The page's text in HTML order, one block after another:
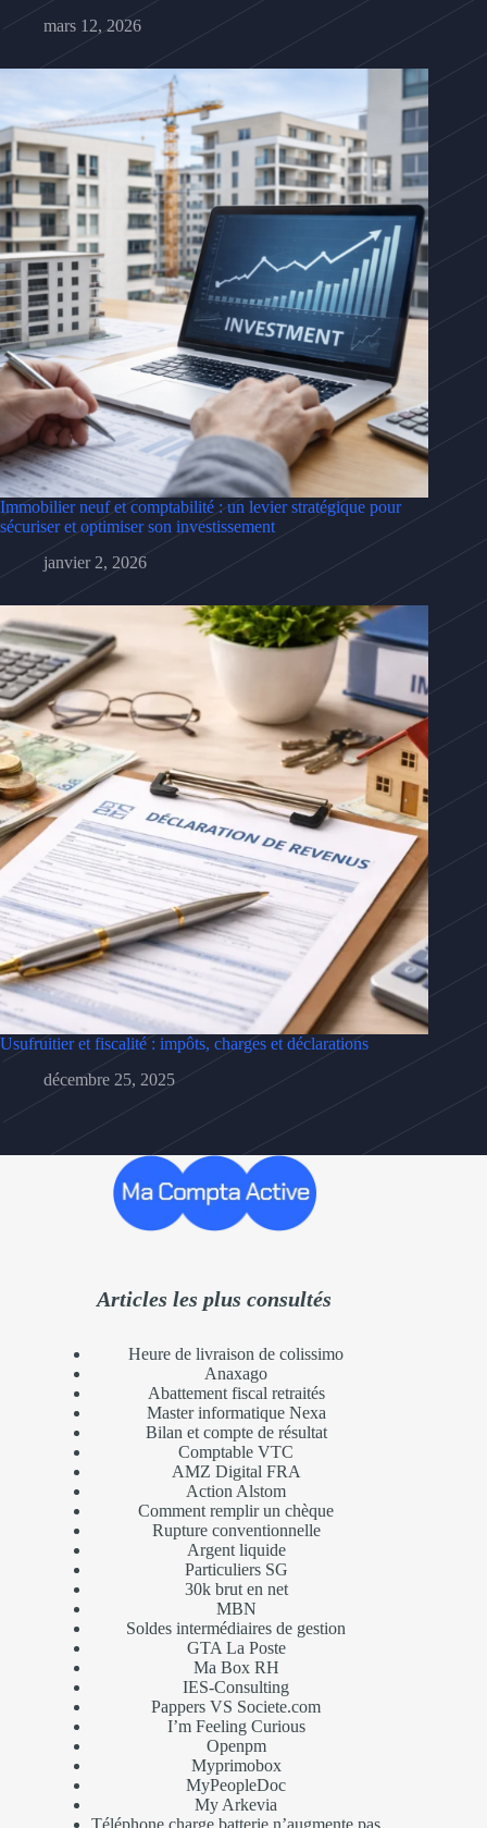
mars 12, 2026
Immobilier neuf et comptabilité : un levier stratégique pour
sécuriser et optimiser son investissement
janvier 2, 2026
Usufruitier et fiscalité : impôts, charges et déclarations
décembre 25, 2025
Articles les plus consultés
Heure de livraison de colissimo
Anaxago
Abattement fiscal retraités
Master informatique Nexa
Bilan et compte de résultat
Comptable VTC
AMZ Digital FRA
Action Alstom
Comment remplir un chèque
Rupture conventionnelle
Argent liquide
Particuliers SG
30k brut en net
MBN
Soldes intermédiaires de gestion
GTA La Poste
Ma Box RH
IES-Consulting
Pappers VS Societe.com
I’m Feeling Curious
Openpm
Myprimobox
MyPeopleDoc
My Arkevia
Téléphone charge batterie n’augmente pas